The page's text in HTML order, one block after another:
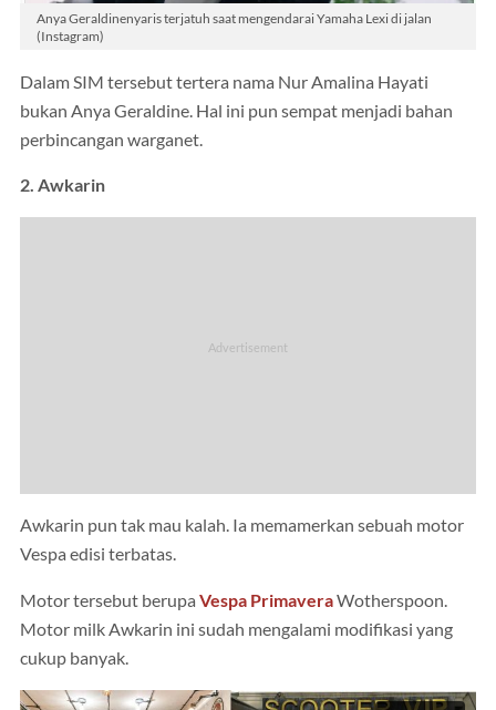
Anya Geraldinenyaris terjatuh saat mengendarai Yamaha Lexi di jalan
(Instagram)
Dalam SIM tersebut tertera nama Nur Amalina Hayati
bukan Anya Geraldine. Hal ini pun sempat menjadi bahan
perbincangan warganet.
2. Awkarin
Awkarin pun tak mau kalah. Ia memamerkan sebuah motor
Vespa edisi terbatas.
Motor tersebut berupa Vespa PrimaveraWotherspoon.
Motor milk Awkarin ini sudah mengalami modifikasi yang
cukup banyak.